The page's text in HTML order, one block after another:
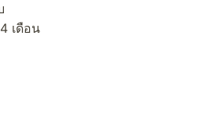
เดือน